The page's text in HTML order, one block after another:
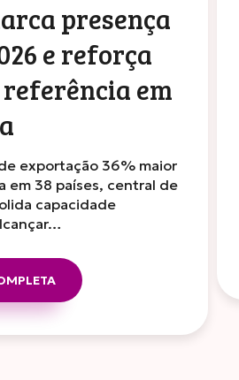
presença
e reforça
referência em
exportação 36% maior
em 38 países, central de
capacidade